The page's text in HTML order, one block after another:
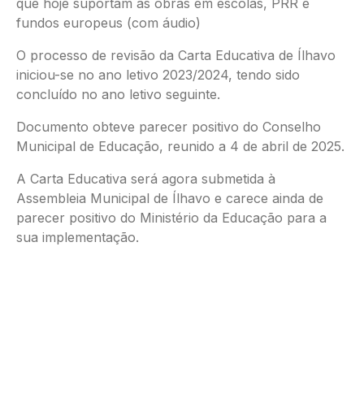
que hoje suportam as obras em escolas, PRR e
fundos europeus (com áudio)
O processo de revisão da Carta Educativa de Ílhavo
iniciou-se no ano letivo 2023/2024, tendo sido
concluído no ano letivo seguinte.
Documento obteve parecer positivo do Conselho
Municipal de Educação, reunido a 4 de abril de 2025.
A Carta Educativa será agora submetida à
Assembleia Municipal de Ílhavo e carece ainda de
parecer positivo do Ministério da Educação para a
sua implementação.